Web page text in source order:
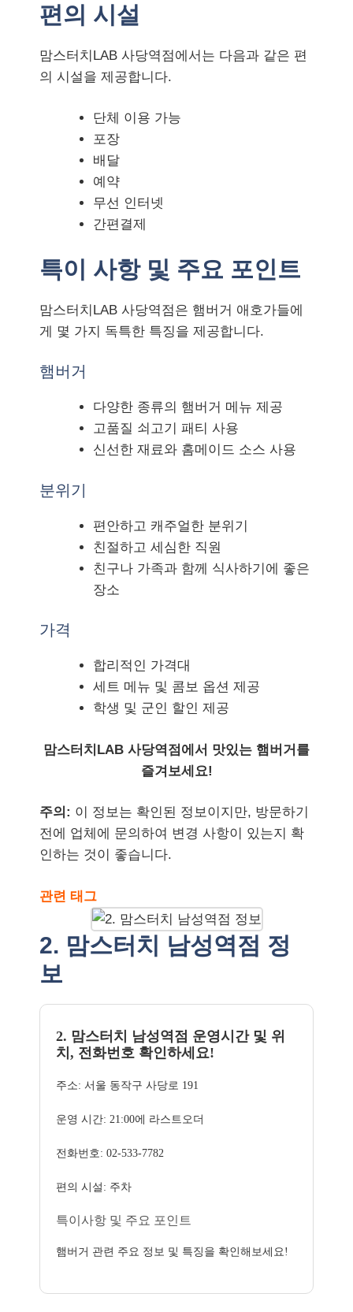
편의 시설
맘스터치LAB 사당역점에서는 다음과 같은 편
의 시설을 제공합니다.
단체 이용 가능
포장
배달
예약
무선 인터넷
간편결제
특이 사항 및 주요 포인트
맘스터치LAB 사당역점은 햄버거 애호가들에
게 몇 가지 독특한 특징을 제공합니다.
햄버거
다양한 종류의 햄버거 메뉴 제공
고품질 쇠고기 패티 사용
신선한 재료와 홈메이드 소스 사용
분위기
편안하고 캐주얼한 분위기
친절하고 세심한 직원
친구나 가족과 함께 식사하기에 좋은
장소
가격
합리적인 가격대
세트 메뉴 및 콤보 옵션 제공
학생 및 군인 할인 제공
맘스터치LAB 사당역점에서 맛있는 햄버거를
즐겨보세요!
주의: 이 정보는 확인된 정보이지만, 방문하기
전에 업체에 문의하여 변경 사항이 있는지 확
인하는 것이 좋습니다.
관련 태그
2. 맘스터치 남성역점 정
보
2. 맘스터치 남성역점 운영시간 및 위
치, 전화번호 확인하세요!
주소: 서울 동작구 사당로 191
운영 시간: 21:00에 라스트오더
전화번호: 02-533-7782
편의 시설: 주차
특이사항 및 주요 포인트
햄버거 관련 주요 정보 및 특징을 확인해보세요!